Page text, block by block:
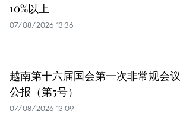
10%以上
07/08/2026 13:36
越南第十六届国会第一次非常规会议
公报（第5号）
07/08/2026 13:09